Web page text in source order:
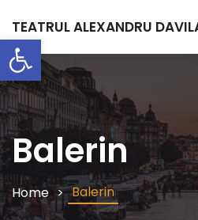
Deschide bara
TEATRUL ALEXANDRU
Balerin
Home Balerin